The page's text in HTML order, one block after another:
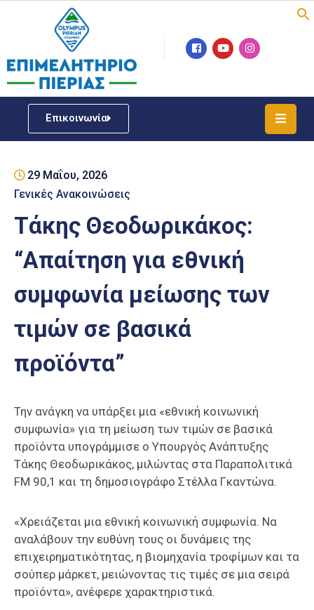
Επικοινωνία
Επιμελητήριο
Νέα
ΓΕΜΗ
Επιχειρηματική
Υποστήριξη
Έκθεση
Παραδοσιακών
Επαγγελμάτων
ΕΒΕΠ-
Πιερία
29 Μαΐου, 2026
Γενικές Ανακοινώσεις
Τάκης Θεοδωρικάκος:
“Απαίτηση για εθνική
συμφωνία μείωσης των
τιμών σε βασικά
προϊόντα”
Την ανάγκη να υπάρξει μια «εθνική κοινωνική
συμφωνία» για τη μείωση των τιμών σε βασικά
προϊόντα υπογράμμισε ο Υπουργός Ανάπτυξης
Τάκης Θεοδωρικάκος, μιλώντας στα Παραπολιτικά
FM 90,1 και τη δημοσιογράφο Στέλλα Γκαντώνα.
«Χρειάζεται μια εθνική κοινωνική συμφωνία. Να
αναλάβουν την ευθύνη τους οι δυνάμεις της
επιχειρηματικότητας, η βιομηχανία τροφίμων και τα
σούπερ μάρκετ, μειώνοντας τις τιμές σε μια σειρά
προϊόντα», ανέφερε χαρακτηριστικά.